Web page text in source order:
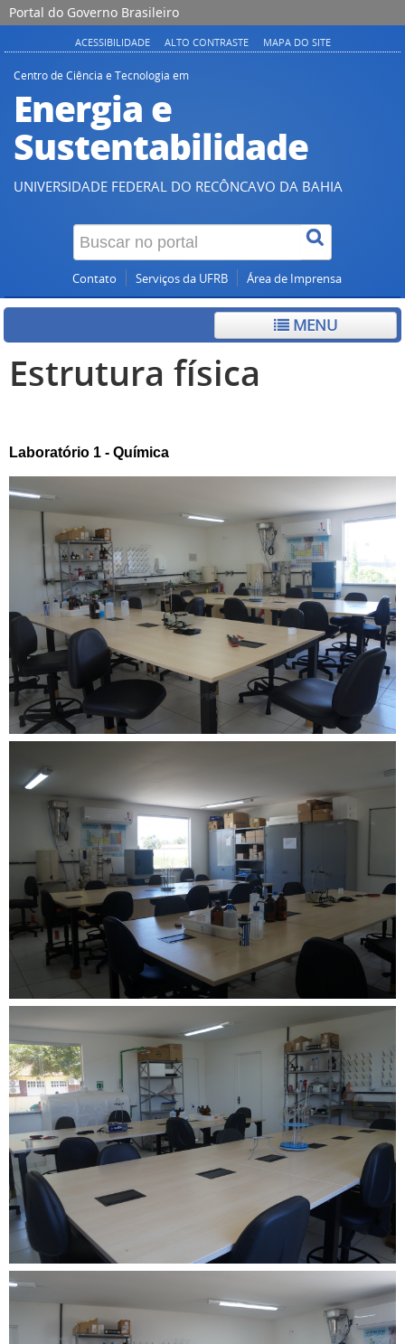
Portal do Governo Brasileiro
ACESSIBILIDADE ALTO CONTRASTE MAPA DO SITE
Centro de Ciência e Tecnologia em
Energia e
Sustentabilidade
UNIVERSIDADE FEDERAL DO RECÔNCAVO DA BAHIA
Contato Serviços da UFRB Área de Imprensa
MENU
Estrutura física
Laboratório 1 - Química